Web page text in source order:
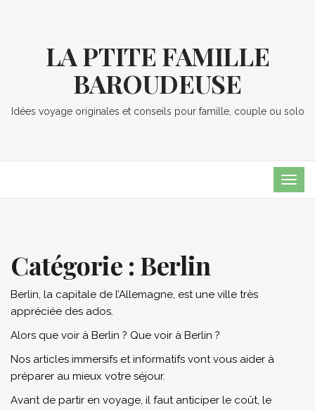
LA PTITE FAMILLE
BAROUDEUSE
Idées voyage originales et conseils pour famille, couple ou solo
Catégorie : Berlin
Berlin, la capitale de l’Allemagne, est une ville très
appréciée des ados.
Alors que voir à Berlin ? Que voir à Berlin ?
Nos articles immersifs et informatifs vont vous aider à
préparer au mieux votre séjour.
Avant de partir en voyage, il faut anticiper le coût, le